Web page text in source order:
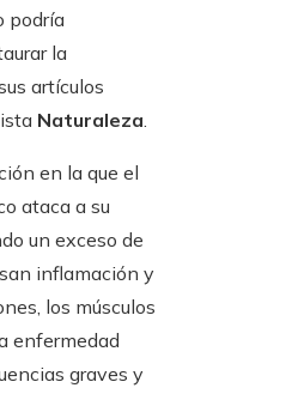
podría
la
artículos
Naturaleza.
en la que el
ataca a su
un exceso de
inflamación y
los músculos
enfermedad
graves y